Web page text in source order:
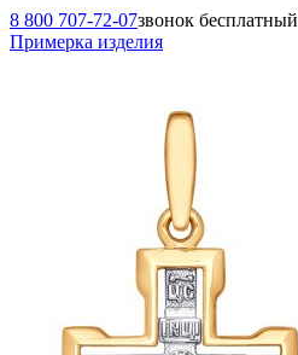
8 800 707-72-07звонок бесплатный
Примерка изделия